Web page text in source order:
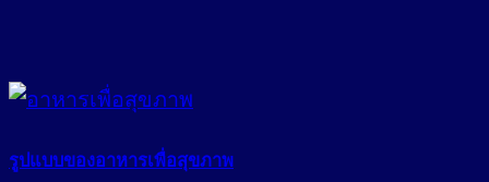
รูปแบบของอาหารเพื่อสุขภาพ